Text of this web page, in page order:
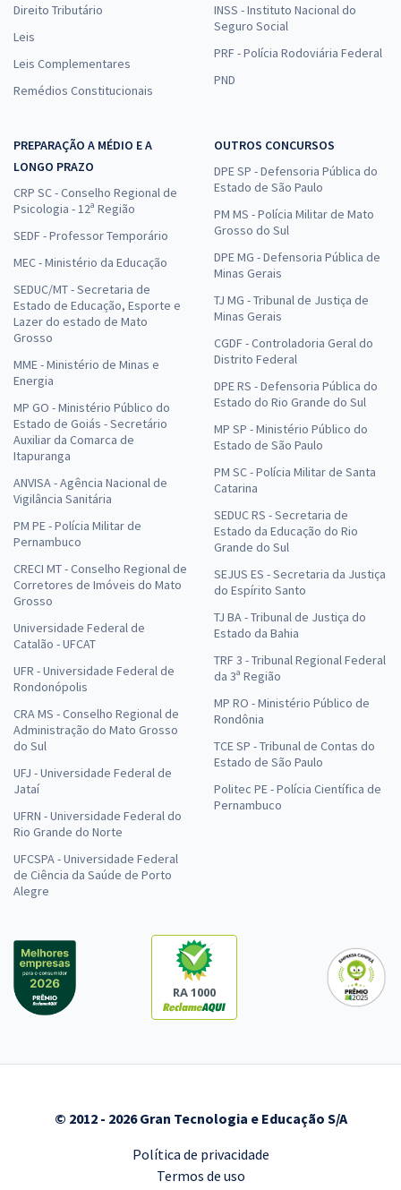
Direito Tributário
Leis
Leis Complementares
Remédios Constitucionais
INSS - Instituto Nacional do
Seguro Social
PRF - Polícia Rodoviária Federal
PND
PREPARAÇÃO A MÉDIO E A
LONGO PRAZO
CRP SC - Conselho Regional de
Psicologia - 12ª Região
SEDF - Professor Temporário
MEC - Ministério da Educação
SEDUC/MT - Secretaria de
Estado de Educação, Esporte e
Lazer do estado de Mato
Grosso
MME - Ministério de Minas e
Energia
MP GO - Ministério Público do
Estado de Goiás - Secretário
Auxiliar da Comarca de
Itapuranga
ANVISA - Agência Nacional de
Vigilância Sanitária
PM PE - Polícia Militar de
Pernambuco
CRECI MT - Conselho Regional de
Corretores de Imóveis do Mato
Grosso
Universidade Federal de
Catalão - UFCAT
UFR - Universidade Federal de
Rondonópolis
CRA MS - Conselho Regional de
Administração do Mato Grosso
do Sul
UFJ - Universidade Federal de
Jataí
UFRN - Universidade Federal do
Rio Grande do Norte
UFCSPA - Universidade Federal
de Ciência da Saúde de Porto
Alegre
OUTROS CONCURSOS
DPE SP - Defensoria Pública do
Estado de São Paulo
PM MS - Polícia Militar de Mato
Grosso do Sul
DPE MG - Defensoria Pública de
Minas Gerais
TJ MG - Tribunal de Justiça de
Minas Gerais
CGDF - Controladoria Geral do
Distrito Federal
DPE RS - Defensoria Pública do
Estado do Rio Grande do Sul
MP SP - Ministério Público do
Estado de São Paulo
PM SC - Polícia Militar de Santa
Catarina
SEDUC RS - Secretaria de
Estado da Educação do Rio
Grande do Sul
SEJUS ES - Secretaria da Justiça
do Espírito Santo
TJ BA - Tribunal de Justiça do
Estado da Bahia
TRF 3 - Tribunal Regional Federal
da 3ª Região
MP RO - Ministério Público de
Rondônia
TCE SP - Tribunal de Contas do
Estado de São Paulo
Politec PE - Polícia Científica de
Pernambuco
RA 1000
© 2012 - 2026 Gran Tecnologia e Educação S/A
Política de privacidade
Termos de uso